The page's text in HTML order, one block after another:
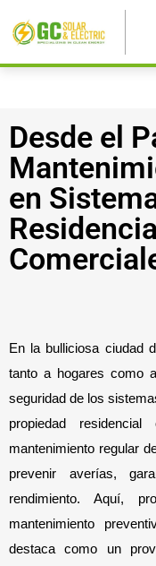
Desde el
en
En la bulliciosa ciudad
tanto a hogares como
seguridad de los
propiedad
mantenimiento regular
prevenir averías,
rendimiento. Aquí,
mantenimiento
destaca como un